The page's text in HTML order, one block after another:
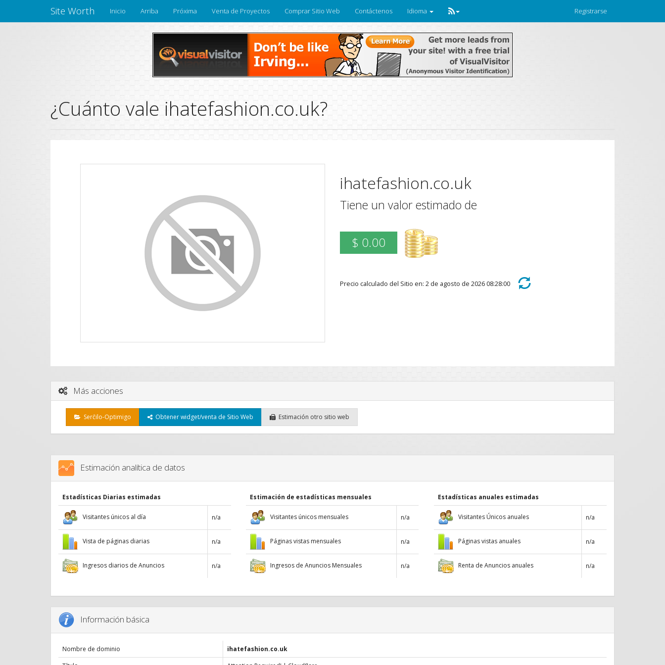
Site Worth Inicio Arriba Próxima Venta de Proyectos Comprar Sitio Web Contáctenos Idioma Registrarse
¿Cuánto vale ihatefashion.co.uk?
ihatefashion.co.uk
Tiene un valor estimado de
$ 0.00
Precio calculado del Sitio en: 2 de agosto de 2026 08:28:00
Más acciones
Serĉilo-Optimigo Obtener widget/venta de Sitio Web Estimación otro sitio web
Estimación analítica de datos
Estadísticas Diarias estimadas
Visitantes únicos al día n/a
Vista de páginas diarias n/a
Ingresos diarios de Anuncios n/a
Estimación de estadísticas mensuales
Visitantes únicos mensuales n/a
Páginas vistas mensuales n/a
Ingresos de Anuncios Mensuales n/a
Estadísticas anuales estimadas
Visitantes Únicos anuales n/a
Páginas vistas anuales n/a
Renta de Anuncios anuales n/a
Información básica
Nombre de dominio
ihatefashion.co.uk